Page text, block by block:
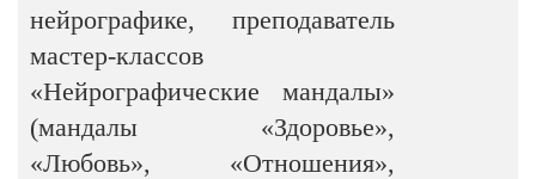
нейрографике, преподаватель
мастер-классов
«Нейрографические мандалы»
(мандалы «Здоровье»,
«Любовь», «Отношения»,